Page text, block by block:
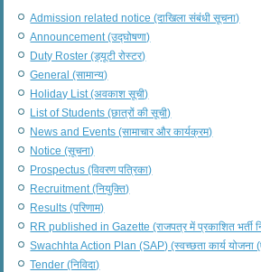
Admission related notice (दाखिला संबंधी सूचना)
Announcement (उद्घोषणा)
Duty Roster (ड्यूटी रोस्टर)
General (सामान्य)
Holiday List (अवकाश सूची)
List of Students (छात्रों की सूची)
News and Events (सामाचार और कार्यक्रम)
Notice (सूचना)
Prospectus (विवरण पत्रिका)
Recruitment (नियुक्ति)
Results (परिणाम)
RR published in Gazette (राजपत्र में प्रकाशित भर्ती
Swachhta Action Plan (SAP) (स्वच्छता कार्य योजना
Tender (निविदा)